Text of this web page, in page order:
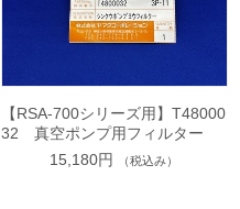
【RSA-700シリーズ用】T48000
32 真空ポンプ用フィルター
15,180円
（税込み）